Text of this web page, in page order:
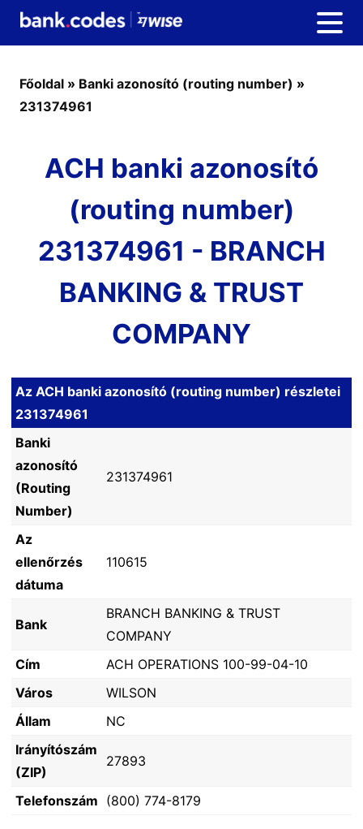
Főoldal » Banki azonosító (routing number) »
231374961
ACH banki azonosító
(routing number)
231374961 - BRANCH
BANKING & TRUST
COMPANY
Az ACH banki azonosító (routing number) részletei
231374961
Banki
azonosító
(Routing
Number)
231374961
Az
ellenőrzés
dátuma
110615
Bank
BRANCH BANKING & TRUST
COMPANY
Cím
ACH OPERATIONS 100-99-04-10
Város
WILSON
Állam
NC
Irányítószám
(ZIP)
27893
Telefonszám (800) 774-8179